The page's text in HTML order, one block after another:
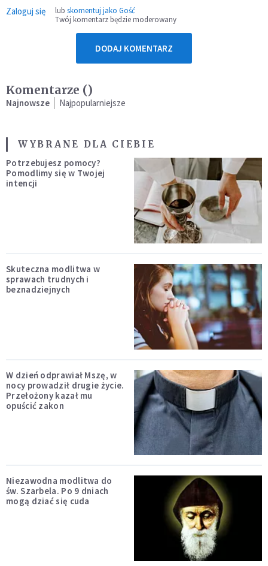
Zaloguj się lub skomentuj jako Gość
Twój komentarz będzie moderowany
DODAJ KOMENTARZ
Komentarze ()
Najnowsze Najpopularniejsze
WYBRANE DLA CIEBIE
Potrzebujesz pomocy?
Pomodlimy się w Twojej
intencji
Skuteczna modlitwa w
sprawach trudnych i
beznadziejnych
W dzień odprawiał Mszę, w
nocy prowadził drugie życie.
Przełożony kazał mu
opuścić zakon
Niezawodna modlitwa do
św. Szarbela. Po 9 dniach
mogą dziać się cuda